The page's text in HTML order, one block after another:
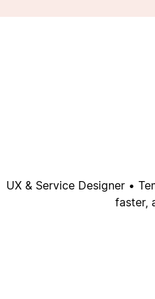
UX & Service Designer •
faster,